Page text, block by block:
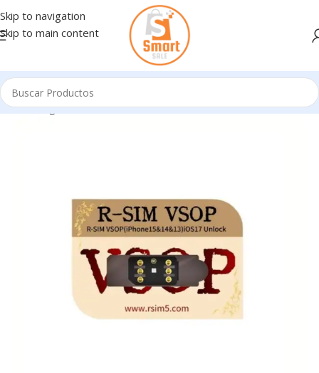
Skip to navigation
Skip to main content
Inicio/Ingresando